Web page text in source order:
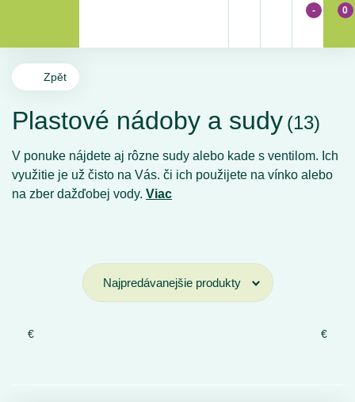
- 0
Zpět
Plastové nádoby a sudy (13)
V ponuke nájdete aj rôzne sudy alebo kade s ventilom. Ich
využitie je už čisto na Vás. či ich použijete na vínko alebo
na zber dažďobej vody. Viac
€ €